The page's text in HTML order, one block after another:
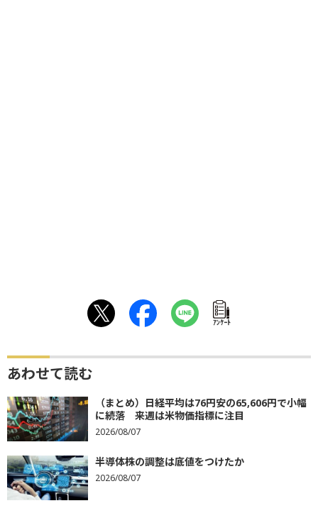
ｱﾝｹｰﾄ
あわせて読む
（まとめ）日経平均は76円安の65,606円で小幅
に続落 来週は米物価指標に注目
2026/08/07
半導体株の調整は底値をつけたか
2026/08/07